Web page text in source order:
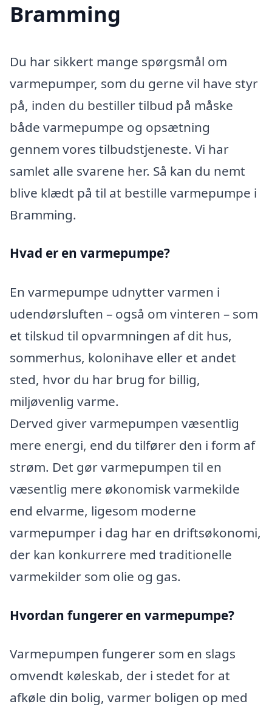
Bramming
Du har sikkert mange spørgsmål om
varmepumper, som du gerne vil have styr
på, inden du bestiller tilbud på måske
både varmepumpe og opsætning
gennem vores tilbudstjeneste. Vi har
samlet alle svarene her. Så kan du nemt
blive klædt på til at bestille varmepumpe i
Bramming.
Hvad er en varmepumpe?
En varmepumpe udnytter varmen i
udendørsluften – også om vinteren – som
et tilskud til opvarmningen af dit hus,
sommerhus, kolonihave eller et andet
sted, hvor du har brug for billig,
miljøvenlig varme.
Derved giver varmepumpen væsentlig
mere energi, end du tilfører den i form af
strøm. Det gør varmepumpen til en
væsentlig mere økonomisk varmekilde
end elvarme, ligesom moderne
varmepumper i dag har en driftsøkonomi,
der kan konkurrere med traditionelle
varmekilder som olie og gas.
Hvordan fungerer en varmepumpe?
Varmepumpen fungerer som en slags
omvendt køleskab, der i stedet for at
afkøle din bolig, varmer boligen op med